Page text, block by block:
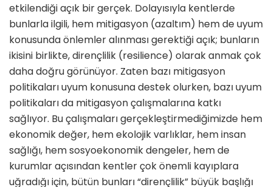
etkilendiği açık bir gerçek. Dolayısıyla kentlerde
bunlarla ilgili, hem mitigasyon (azaltım) hem de uyum
konusunda önlemler alınması gerektiği açık; bunların
ikisini birlikte, dirençlilik (resilience) olarak anmak çok
daha doğru görünüyor. Zaten bazı mitigasyon
politikaları uyum konusuna destek olurken, bazı uyum
politikaları da mitigasyon çalışmalarına katkı
sağlıyor. Bu çalışmaları gerçekleştirmediğimizde hem
ekonomik değer, hem ekolojik varlıklar, hem insan
sağlığı, hem sosyoekonomik dengeler, hem de
kurumlar açısından kentler çok önemli kayıplara
uğradığı için, bütün bunları “dirençlilik” büyük başlığı